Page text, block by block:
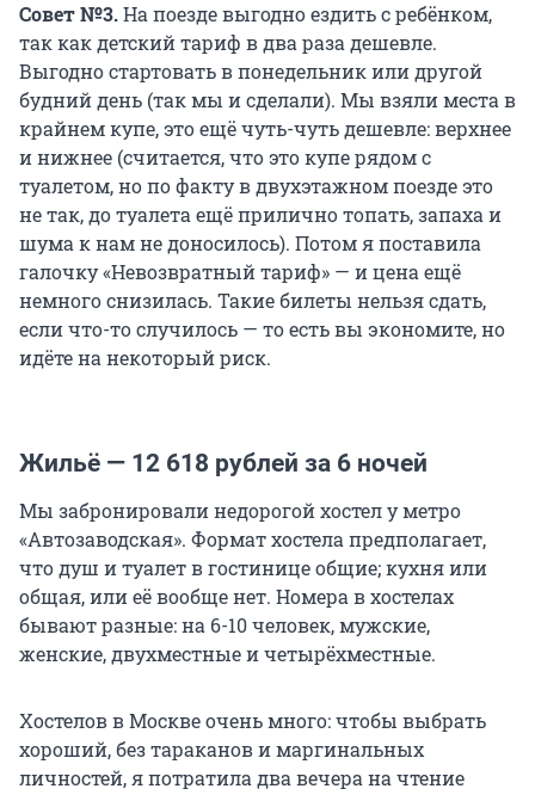
Совет №3.На поезде выгодно ездить с ребёнком,
так как детский тариф в два раза дешевле.
Выгодно стартовать в понедельник или другой
будний день (так мы и сделали). Мы взяли места в
крайнем купе, это ещё чуть-чуть дешевле: верхнее
и нижнее (считается, что это купе рядом с
туалетом, но по факту в двухэтажном поезде это
не так, до туалета ещё прилично топать, запаха и
шума к нам не доносилось). Потом я поставила
галочку «Невозвратный тариф» — и цена ещё
немного снизилась. Такие билеты нельзя сдать,
если что-то случилось — то есть вы экономите, но
идёте на некоторый риск.
Жильё — 12 618 рублей за 6 ночей
Мы забронировали недорогой хостел у метро
«Автозаводская». Формат хостела предполагает,
что душ и туалет в гостинице общие; кухня или
общая, или её вообще нет. Номера в хостелах
бывают разные: на 6-10 человек, мужские,
женские, двухместные и четырёхместные.
Хостелов в Москве очень много: чтобы выбрать
хороший, без тараканов и маргинальных
личностей, я потратила два вечера на чтение